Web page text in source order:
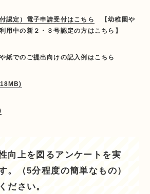
認定）電子申請受付はこちら 【幼稚園や
用中の新 ２・３号認定の方はこちら】
紙でのご提出向けの記入例はこちら
向上を図るアンケートを実
。（5分程度の簡単なもの）
ださい。